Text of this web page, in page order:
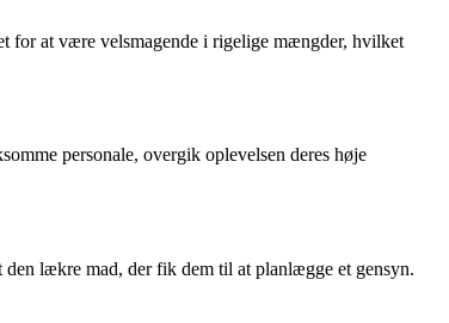
for at være velsmagende i rigelige mængder, hvilket
personale, overgik oplevelsen deres høje
den lækre mad, der fik dem til at planlægge et gensyn.